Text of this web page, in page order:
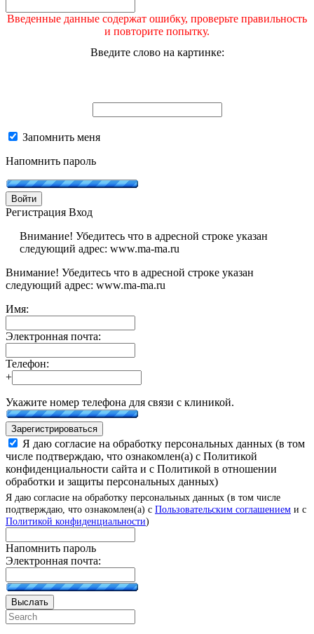
Введенные данные содержат ошибку, проверьте правильность
и повторите попытку.
Введите слово на картинке:
Запомнить меня
Напомнить пароль
Войти
Регистрация Вход
Внимание! Убедитесь что в адресной строке указан
следующий адрес: www.ma-ma.ru
Внимание! Убедитесь что в адресной строке указан
следующий адрес: www.ma-ma.ru
Имя:
Электронная почта:
Телефон:
+
Укажите номер телефона для связи с клиникой.
Зарегистрироваться
Я даю согласие на обработку персональных данных (в том
числе подтверждаю, что ознакомлен(а) с Политикой
конфиденциальности сайта и с Политикой в отношении
обработки и защиты персональных данных)
Я даю согласие на обработку персональных данных (в том числе
подтверждаю, что ознакомлен(а) с Пользовательским соглашением и с
Политикой конфиденциальности)
Напомнить пароль
Электронная почта:
Выслать